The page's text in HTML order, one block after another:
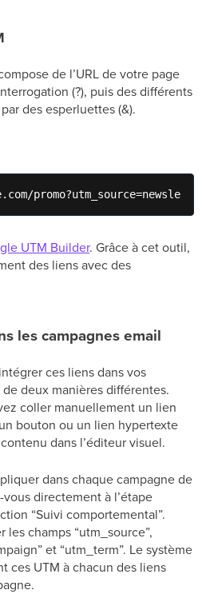
de l’URL de votre page
(?), puis des différents
des esperluettes (&).
UTM Builder. Grâce à cet outil,
des liens avec des
les campagnes email
ces liens dans vos
deux manières différentes.
coller manuellement un lien
bouton ou un lien hypertexte
dans l’éditeur visuel.
dans chaque campagne de
directement à l’étape
“Suivi comportemental”.
champs “utm_source”,
et “utm_term”. Le système
ces UTM à chacun des liens